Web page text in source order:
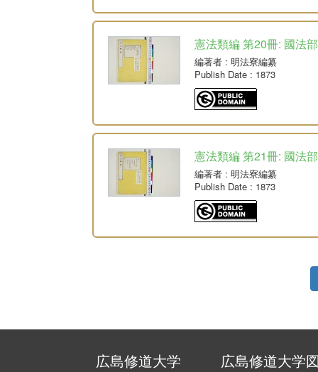
憲法類編 第20冊: 國法
編著者 : 明法寮編纂
Publish Date : 1873
憲法類編 第21冊: 國法
編著者 : 明法寮編纂
Publish Date : 1873
広島修道大学 広島修道大学